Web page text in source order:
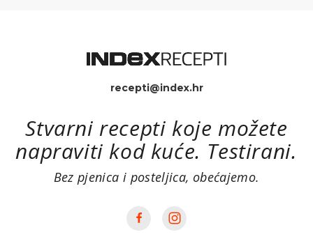
recepti@index.hr
Stvarni recepti koje možete
napraviti kod kuće. Testirani.
Bez pjenica i posteljica, obećajemo.